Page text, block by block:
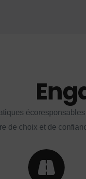
de choix et de